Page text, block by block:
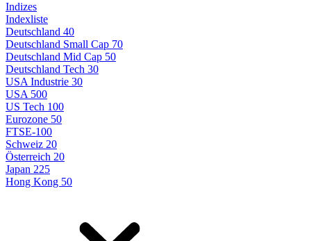
Indizes
Indexliste
Deutschland 40
Deutschland Small Cap 70
Deutschland Mid Cap 50
Deutschland Tech 30
USA Industrie 30
USA 500
US Tech 100
Eurozone 50
FTSE-100
Schweiz 20
Österreich 20
Japan 225
Hong Kong 50